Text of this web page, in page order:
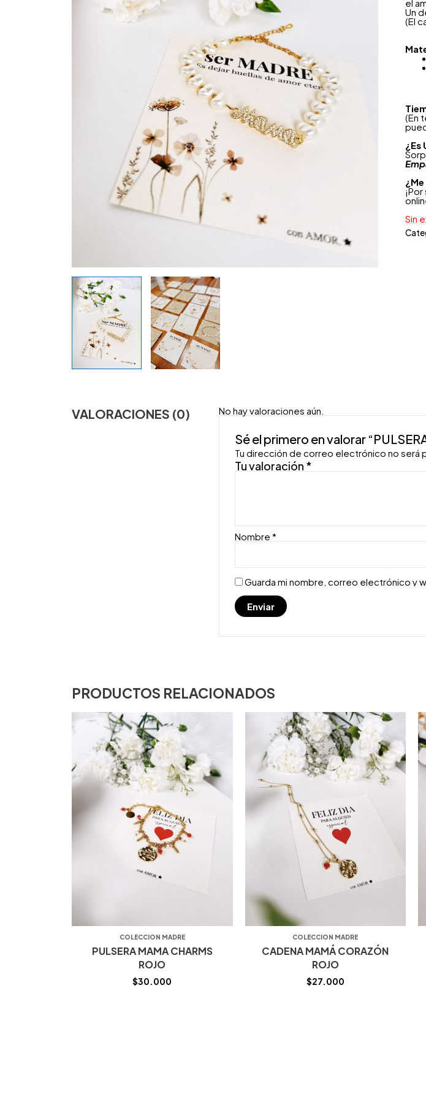
el
Un
(El
(En
¿ Es
Sin
VALORACIONES (0) No hay valoraciones aún.
Sé el primero en valorar
Tu dirección de correo electrónico no será
Tu valoración *
Nombre*
Guarda mi nombre, correo electrónico y
PRODUCTOS RELACIONADOS
COLECCION MADRE
PULSERA MAMA CHARMS
ROJO
$30.000
COLECCION MADRE
CADENA MAMÁ CORAZÓN
ROJO
$27.000